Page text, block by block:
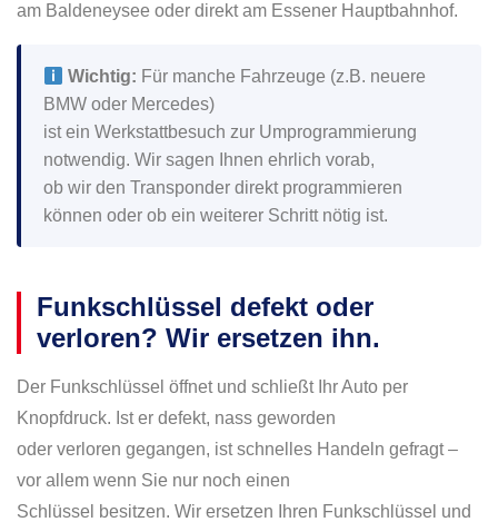
am Baldeneysee oder direkt am Essener Hauptbahnhof.
Wichtig: Für manche Fahrzeuge (z.B. neuere
BMW oder Mercedes)
ist ein Werkstattbesuch zur Umprogrammierung
notwendig. Wir sagen Ihnen ehrlich vorab,
ob wir den Transponder direkt programmieren
können oder ob ein weiterer Schritt nötig ist.
Funkschlüssel defekt oder
verloren? Wir ersetzen ihn.
Der Funkschlüssel öffnet und schließt Ihr Auto per
Knopfdruck. Ist er defekt, nass geworden
oder verloren gegangen, ist schnelles Handeln gefragt –
vor allem wenn Sie nur noch einen
Schlüssel besitzen. Wir ersetzen Ihren Funkschlüssel und